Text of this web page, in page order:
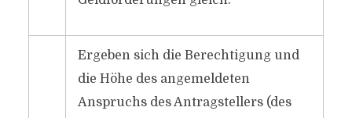
Ergeben sich die Berechtigung und
die Höhe des angemeldeten
Anspruchs des Antragstellers (des